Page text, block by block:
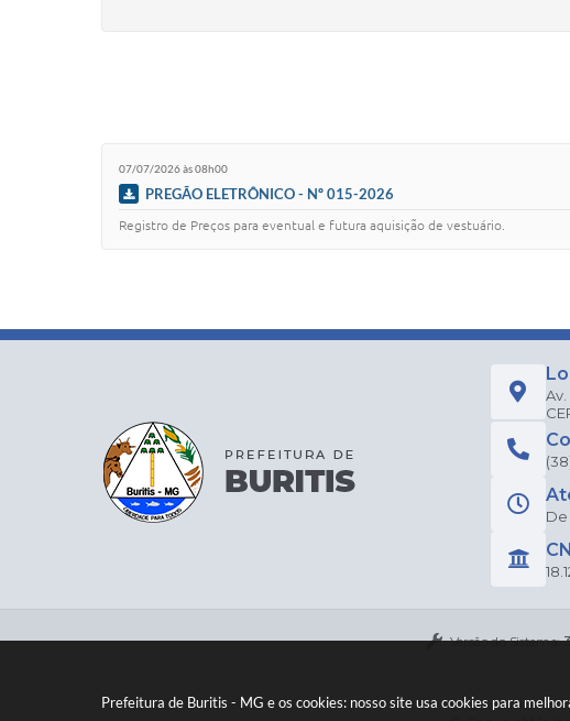
Prefeitura de Buritis - MG e os cookies: nosso site usa cookies para
07/07/2026 às 08h00
PREGÃO ELETRÔNICO - Nº 015-2026
Registro de Preços para eventual e futura aquisição de vestuário.
De
Versão do Sistema: